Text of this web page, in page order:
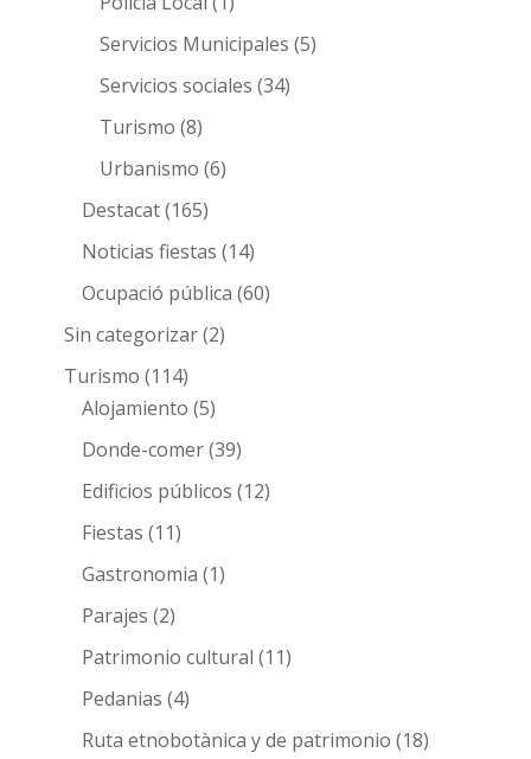
Servicios Municipales (5)
Servicios sociales (34)
Turismo (8)
Urbanismo (6)
Destacat(165)
Noticias fiestas (14)
Ocupació pública (60)
Sin categorizar(2)
Turismo (114)
Alojamiento (5)
Donde-comer(39)
Edificios públicos (12)
Fiestas (11)
Gastronomia (1)
Parajes (2)
Patrimonio cultural (11)
Pedanias (4)
Ruta etnobotànica y de patrimonio (18)